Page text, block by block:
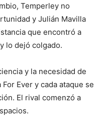
Temperley no
y Julián Mavilla
que encontró a
lo dejó colgado.
y la necesidad de
Ever y cada ataque se
El rival comenzó a